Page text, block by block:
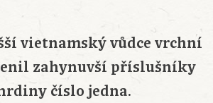
vietnamský vůdce vrchní
zahynuvší příslušníky
číslo jedna.